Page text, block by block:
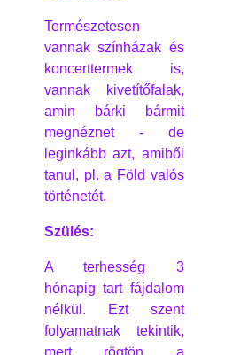
Természetesen
vannak színházak és
koncerttermek is,
vannak kivetítőfalak,
amin bárki bármit
megnéznet - de
leginkább azt, amiből
tanul, pl. a Föld valós
történetét.
Szülés:
A terhesség 3
hónapig tart fájdalom
nélkül. Ezt szent
folyamatnak tekintik,